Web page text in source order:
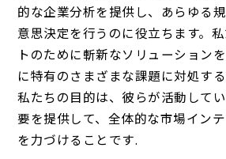
的な企業分析を提供し、あらゆる
意思決定を行うのに役立ちます。
トのために斬新なソリューション
に特有のさまざまな課題に対処する
私たちの目的は、彼らが活動して
要を提供して、全体的な市場イン
を力づけることです.